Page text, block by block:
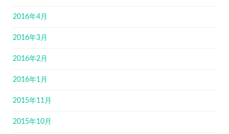
2016年4月
2016年3月
2016年2月
2016年1月
2015年11月
2015年10月